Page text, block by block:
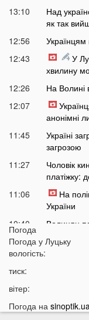
13:10
Над
як так
12:56
Українцям
12:43
У
хвилину
12:26
На Волині
12:07
анонімні
11:45
Україні
загрозою
11:27
Чоловік
платіжку:
11:06
На
України
10:40
Волинян
10:15
Погода
Погода у Луцьку
вологість:
тиск:
вітер:
Погода на sinoptik.ua